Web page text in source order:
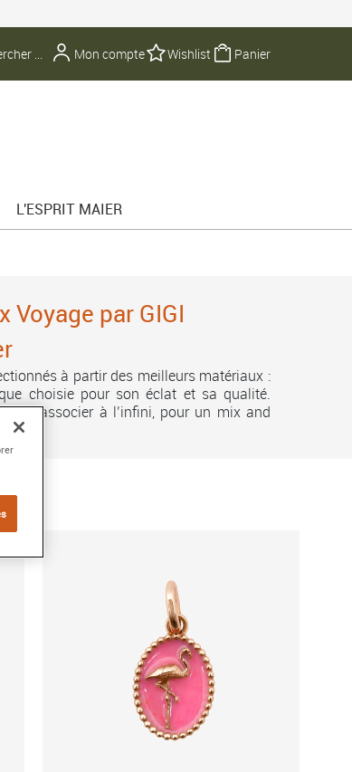
Mon compte Wishlist Panier
L'ESPRIT MAIER
Voyage par GIGI
à partir des meilleurs matériaux :
choisie pour son éclat et sa qualité.
s’associer à l’infini, pour un mix and